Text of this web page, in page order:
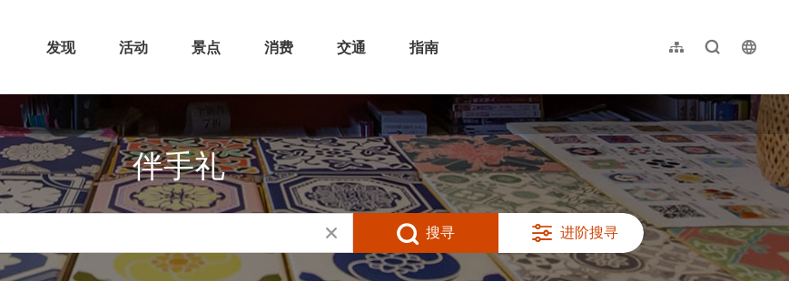
发现
活动 景点 消费 交通 指南 网站导览全文检索
繁體中文
English
日本語
한국어
伴手礼
搜寻 进阶搜寻